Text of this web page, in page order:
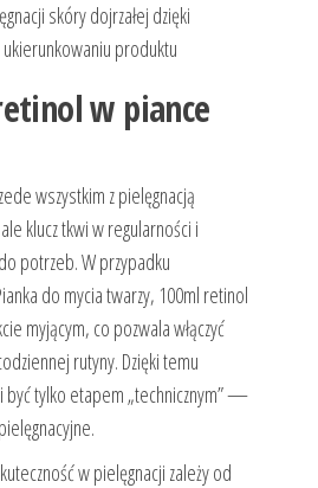
skóry dojrzałej dzięki
produktu
w piance
wszystkim z pielęgnacją
klucz tkwi w regularności i
potrzeb. W przypadku
do mycia twarzy, 100ml retinol
myjącym, co pozwala włączyć
rutyny. Dzięki temu
być tylko etapem „technicznym” —
w pielęgnacji zależy od